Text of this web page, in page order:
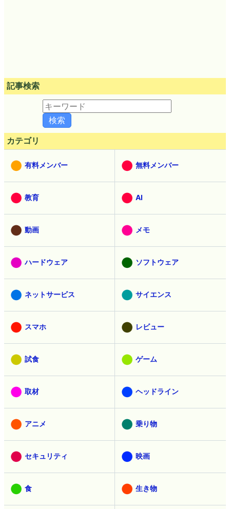
記事検索
カテゴリ
有料メンバー 無料メンバー
教育 AI
動画 メモ
ハードウェア ソフトウェア
ネットサービス サイエンス
スマホ レビュー
試食 ゲーム
取材 ヘッドライン
アニメ 乗り物
セキュリティ 映画
食 生き物